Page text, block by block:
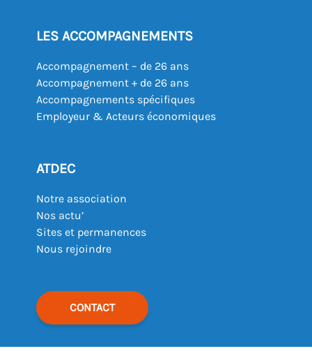
LES ACCOMPAGNEMENTS
Accompagnement – de 26 ans
Accompagnement + de 26 ans
Accompagnements spécifiques
Employeur & Acteurs économiques
ATDEC
Notre association
Nos actu’
Sites et permanences
Nous rejoindre
CONTACT